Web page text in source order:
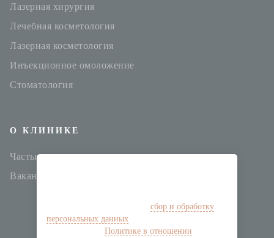
Лазерная хирургия
Лечебная косметология
Лазерная косметология
Инъекционное омоложение
Стоматология
О КЛИНИКЕ
Частые вопросы
Вакансии
сбор и обработку
персональных данных
Политике в отношении